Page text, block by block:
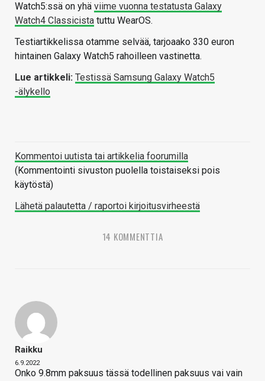
Watch5:ssä on yhä viime vuonna testatusta Galaxy
Watch4 Classicista tuttu WearOS.
Testiartikkelissa otamme selvää, tarjoaako 330 euron
hintainen Galaxy Watch5 rahoilleen vastinetta.
Lue artikkeli: Testissä Samsung Galaxy Watch5
-älykello
Kommentoi uutista tai artikkelia foorumilla
(Kommentointi sivuston puolella toistaiseksi pois
käytöstä)
Lähetä palautetta / raportoi kirjoitusvirheestä
14 KOMMENTTIA
Raikku
6.9.2022
Onko 9.8mm paksuus tässä todellinen paksuus vai vain